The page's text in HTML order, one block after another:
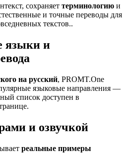
сохраняет терминологию и
и точные переводы для
текстов..
языки и
на русский, PROMT.One
языковые направления —
список доступен в
и озвучкой
реальные примеры